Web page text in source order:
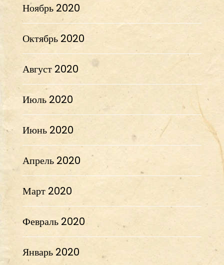
Ноябрь 2020
Октябрь 2020
Август 2020
Июль 2020
Июнь 2020
Апрель 2020
Март 2020
Февраль 2020
Январь 2020